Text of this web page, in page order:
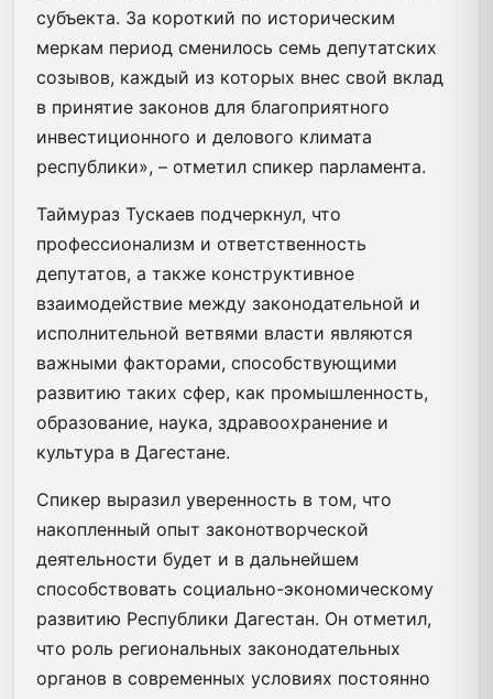
субъекта. За короткий по историческим
меркам период сменилось семь депутатских
созывов, каждый из которых внес свой вклад
в принятие законов для благоприятного
инвестиционного и делового климата
республики», – отметил спикер парламента.
Таймураз Тускаев подчеркнул, что
профессионализм и ответственность
депутатов, а также конструктивное
взаимодействие между законодательной и
исполнительной ветвями власти являются
важными факторами, способствующими
развитию таких сфер, как промышленность,
образование, наука, здравоохранение и
культура в Дагестане.
Спикер выразил уверенность в том, что
накопленный опыт законотворческой
деятельности будет и в дальнейшем
способствовать социально-экономическому
развитию Республики Дагестан. Он отметил,
что роль региональных законодательных
органов в современных условиях постоянно